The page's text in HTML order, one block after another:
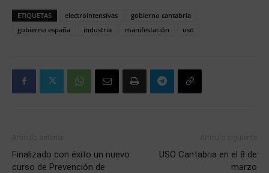
ETIQUETAS electrointensivas
gobierno cantabria
gobierno españa
industria manifestación uso
Finalizado con éxito un nuevo
curso de Prevención de
USO Cantabria en el 8 de
marzo